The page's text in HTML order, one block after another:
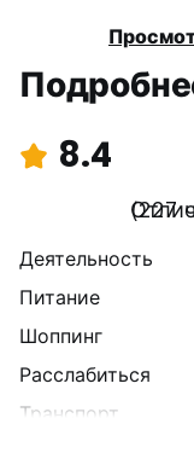
Сядьте на линию
站), затем
West Rd. Выход со
светофора.
8.4
(227
Деятельность
Питание
Шоппинг
Расслабиться
Транспорт